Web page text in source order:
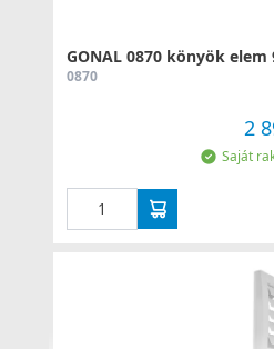
GONAL 0870 könyök elem
0870
2
Saját